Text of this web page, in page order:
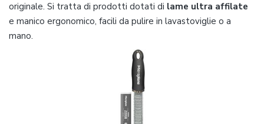
originale. Si tratta di prodotti dotati di lame ultra affilate
e manico ergonomico, facili da pulire in lavastoviglie o a
mano.